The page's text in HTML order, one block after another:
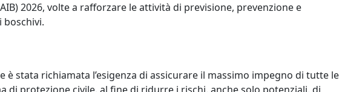
2026, volte a rafforzare le attività di previsione, prevenzione e
boschivi.
è stata richiamata l’esigenza di assicurare il massimo impegno di tutte le